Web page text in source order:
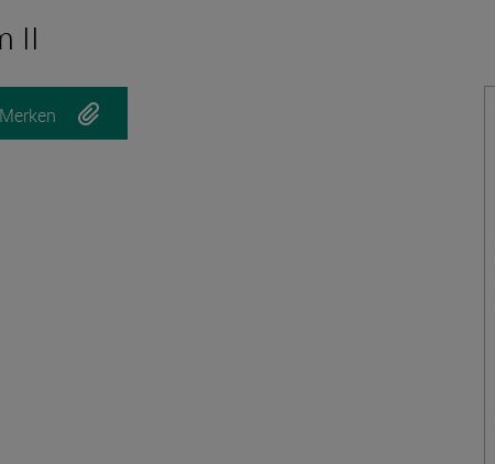
II
Merken